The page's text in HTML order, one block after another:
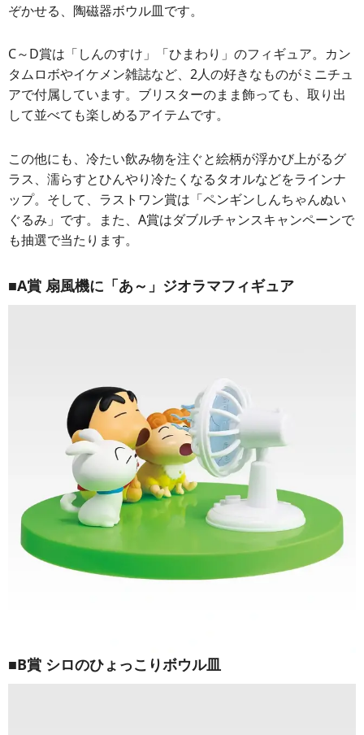
ぞかせる、陶磁器ボウル皿です。
C～D賞は「しんのすけ」「ひまわり」のフィギュア。カン
タムロボやイケメン雑誌など、2人の好きなものがミニチュ
アで付属しています。ブリスターのまま飾っても、取り出
して並べても楽しめるアイテムです。
この他にも、冷たい飲み物を注ぐと絵柄が浮かび上がるグ
ラス、濡らすとひんやり冷たくなるタオルなどをラインナ
ップ。そして、ラストワン賞は「ペンギンしんちゃんぬい
ぐるみ」です。また、A賞はダブルチャンスキャンペーンで
も抽選で当たります。
■A賞 扇風機に「あ～」ジオラマフィギュア
■B賞 シロのひょっこりボウル皿